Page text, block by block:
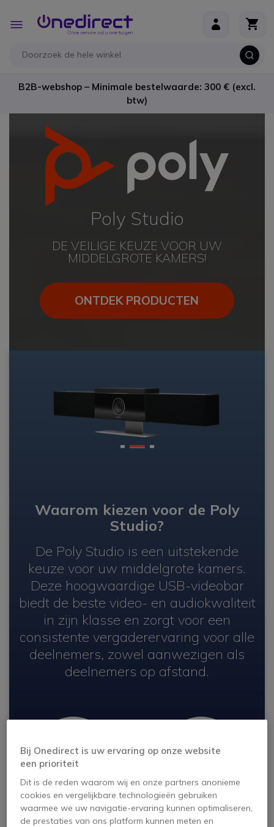
Toggle
Nav
B2B-webshop – Minimale bestelwaarde: 300 € (excl.
btw)
Poly Studio
DE VEILIGE KEUZE VOOR UW
MIDDELGROTE KAMERS!
ONTDEK PRODUCTEN
Waarom kiezen voor de Poly
Studio?
De Poly Studio is een uitstekende
keuze voor uw middelgrote kamers.
Deze hoogwaardige USB-videobar
biedt de beste video- en audiokwaliteit
in zijn klasse en zorgt voor een
consistente vergaderervaring voor alle
deelnemers, zowel aanwezigen als
deelnemers op afstand.
Krachtig
Gelijke
Bij Onedirect is uw ervaring op onze website
een prioriteit
Dit is de reden waarom wij en onze partners anonieme
cookies en vergelijkbare technologieën gebruiken
waarmee we uw navigatie-ervaring kunnen optimaliseren,
de prestaties van ons platform kunnen meten en